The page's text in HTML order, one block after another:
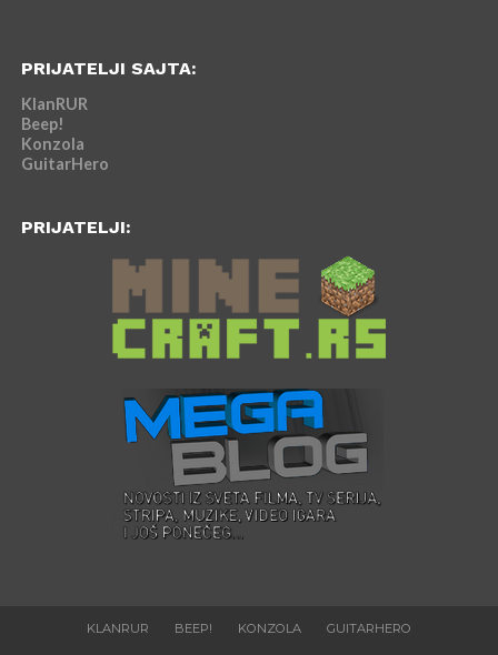
PRIJATELJI SAJTA:
KlanRUR
Beep!
Konzola
GuitarHero
PRIJATELJI:
KLANRUR BEEP! KONZOLA GUITARHERO